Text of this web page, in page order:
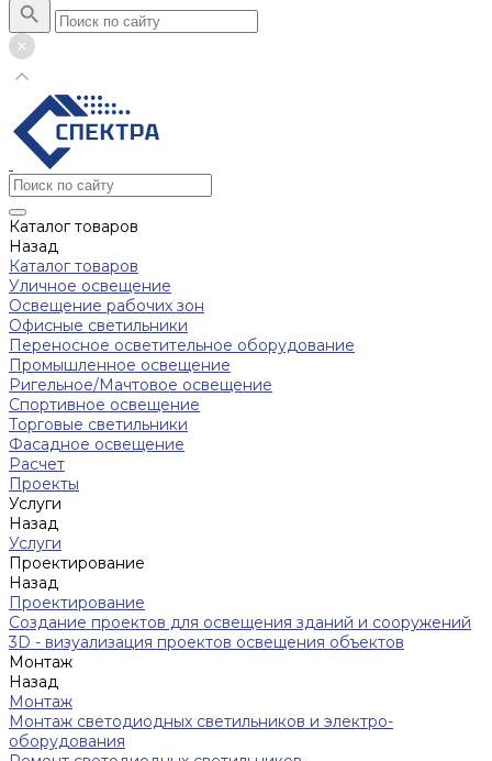
Каталог товаров
Назад
Каталог товаров
Уличное освещение
Освещение рабочих зон
Офисные светильники
Переносное осветительное оборудование
Промышленное освещение
Ригельное/Мачтовое освещение
Спортивное освещение
Торговые светильники
Фасадное освещение
Расчет
Проекты
Услуги
Назад
Услуги
Проектирование
Назад
Проектирование
Создание проектов для освещения зданий и сооружений
3D - визуализация проектов освещения объектов
Монтаж
Назад
Монтаж
Монтаж светодиодных светильников и электро-
оборудования